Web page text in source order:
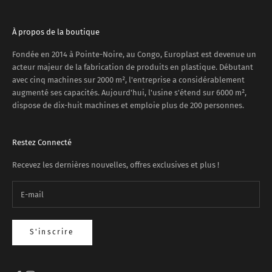
À propos de la boutique
Fondée en 2014 à Pointe-Noire, au Congo, Europlast est devenue un
acteur majeur de la fabrication de produits en plastique. Débutant
avec cinq machines sur 2000 m², l'entreprise a considérablement
augmenté ses capacités. Aujourd'hui, l'usine s'étend sur 6000 m²,
dispose de dix-huit machines et emploie plus de 200 personnes.
Restez Connecté
Recevez les dernières nouvelles, offres exclusives et plus !
S'inscrire